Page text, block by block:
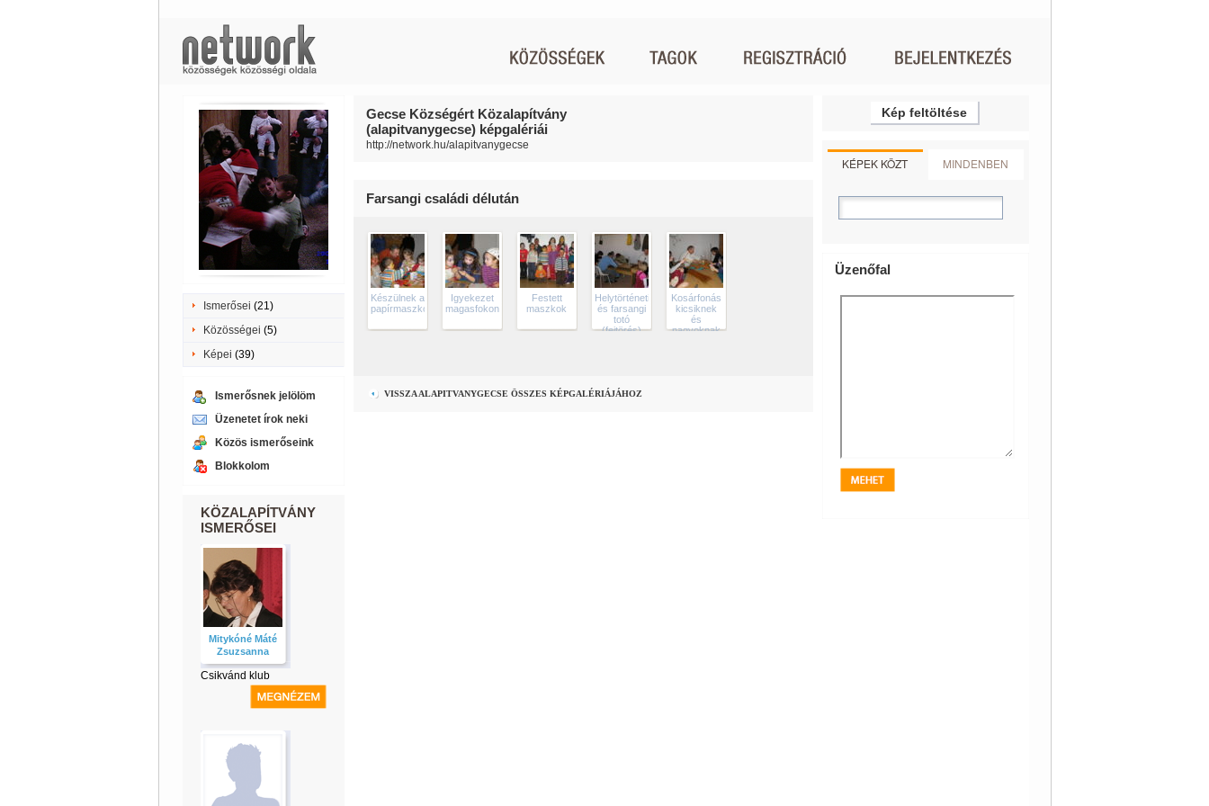
Ismerősei (21)
Közösségei (5)
Képei (39)
Ismerősnek jelölöm
Üzenetet írok neki
Közös ismerőseink
Blokkolom
KÖZALAPÍTVÁNY
ISMERŐSEI
Mitykóné Máté
Zsuzsanna
Csikvánd klub
Gecse Községért Közalapítvány
(alapitvanygecse) képgalériái
http://network.hu/alapitvanygecse
Farsangi családi délután
Készülnek a
papírmaszkok
Igyekezet
magasfokon
Festett
maszkok
Helytörténeti
és farsangi
totó
(fejtörés)
Kosárfonás
kicsiknek
és
nagyoknak
VISSZA ALAPITVANYGECSE ÖSSZES KÉPGALÉRIÁJÁHOZ
Kép feltöltése
KÉPEK KÖZT MINDENBEN
Üzenőfal